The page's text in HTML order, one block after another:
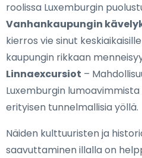
roolissa Luxemburgin
Vanhankaupungin
kierros vie sinut
kaupungin rikkaan
Linnaexcursiot –
Luxemburgin
erityisen tunnelmallisia yöllä.
Näiden kulttuuristen ja
saavuttaminen illalla on